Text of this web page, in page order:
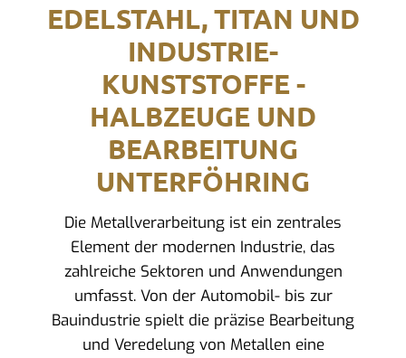
EDELSTAHL, TITAN UND
INDUSTRIE-
KUNSTSTOFFE -
HALBZEUGE UND
BEARBEITUNG
UNTERFÖHRING
Die Metallverarbeitung ist ein zentrales
Element der modernen Industrie, das
zahlreiche Sektoren und Anwendungen
umfasst. Von der Automobil- bis zur
Bauindustrie spielt die präzise Bearbeitung
und Veredelung von Metallen eine